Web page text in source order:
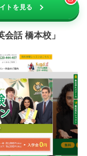
トを見る
話 橋本校」